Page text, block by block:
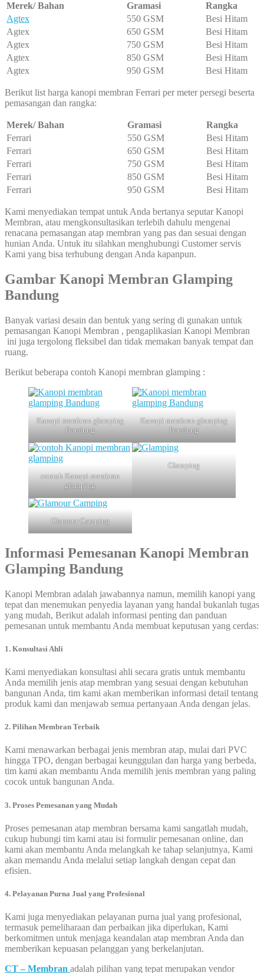
Merek/ Bahan Gramasi
Rangka
Agtex
550 GSM
Besi Hitam
Agtex
650 GSM
Besi Hitam
Agtex
750 GSM
Besi Hitam
Agtex
850 GSM
Besi Hitam
Agtex
950 GSM Besi Hitam
Berikut list harga kanopi membran Ferrari per meter persegi beserta
pemasangan dan rangka:
Merek/ Bahan Gramasi
Rangka
Ferrari
550 GSM
Besi Hitam
Ferrari
650 GSM
Besi Hitam
Ferrari
750 GSM
Besi Hitam
Ferrari
850 GSM
Besi Hitam
Ferrari
950 GSM Besi Hitam
Kami menyediakan tempat untuk Anda bertanya seputar Kanopi
Membran, atau mengkonsultasikan terlebih dahulu mengenai
renacana pemasangan atap membran yang pas dan sesuai dengan
hunian Anda. Untuk itu silahkan menghubungi Customer servis
Kami yang bisa terhubung dengan Anda kapanpun.
Gambar Kanopi Membran Glamping
Bandung
Banyak variasi desain dan bentuk yang sering di gunakan untuk
pemasangan Kanopi Membran , pengaplikasian Kanopi Membran
ini juga tergolong fleksibel dan tidak memakan banyak tempat dan
ruang.
Berikut beberapa contoh Kanopi membran glamping :
Kanopi membran glamping
Bandung
Kanopi membran glamping
Bandung
contoh Kanopi membran
glamping
Glamping
Glamour Camping
Informasi Pemesanan Kanopi Membran
Glamping Bandung
Kanopi Membran adalah jawabannya namun, memilih kanopi yang
tepat dan menemukan penyedia layanan yang handal bukanlah tugas
yang mudah, Berikut adalah informasi penting dan panduan
pemesanan untuk membantu Anda membuat keputusan yang cerdas:
1. Konsultasi Ahli
Kami menyediakan konsultasi ahli secara gratis untuk membantu
Anda memilih jenis atap membran yang sesuai dengan kebutuhan
bangunan Anda, tim kami akan memberikan informasi detail tentang
produk kami dan menjawab semua pertanyaan Anda dengan jelas.
2. Pilihan Membran Terbaik
Kami menawarkan berbagai jenis membran atap, mulai dari PVC
hingga TPO, dengan berbagai keunggulan dan harga yang berbeda,
tim kami akan membantu Anda memilih jenis membran yang paling
cocok untuk bangunan Anda.
3. Proses Pemesanan yang Mudah
Proses pemesanan atap membran bersama kami sangatlah mudah,
cukup hubungi tim kami atau isi formulir pemesanan online, dan
kami akan membantu Anda melangkah ke tahap selanjutnya, Kami
akan memandu Anda melalui setiap langkah dengan cepat dan
efisien.
4. Pelayanan Purna Jual yang Profesional
Kami juga menyediakan pelayanan purna jual yang profesional,
termasuk pemeliharaan dan perbaikan jika diperlukan, Kami
berkomitmen untuk menjaga keandalan atap membran Anda dan
memberikan kepuasan pelanggan yang berkelanjutan.
CT – Membran adalah pilihan yang tepat merupakan vendor